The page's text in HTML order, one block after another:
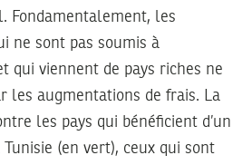
Fondamentalement, les
ne sont pas soumis à
qui viennent de pays riches ne
les augmentations de frais. La
les pays qui bénéficient d’un
(en vert), ceux qui sont